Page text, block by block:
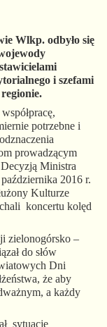
Wlkp. odbyło się
i szefami
potrzebne i
prowadzącym
Ministra
2016 r.
Kulturze
koncertu kolęd
zielonogórsko –
do słów
Dni
że aby
a każdy
sytuację